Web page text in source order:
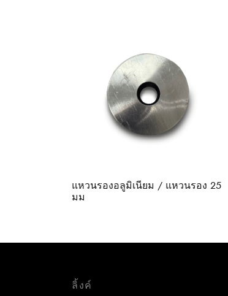
แหวนรองอลูมิเนียม / แหวนรอง 25
มม
ลิ้งค์